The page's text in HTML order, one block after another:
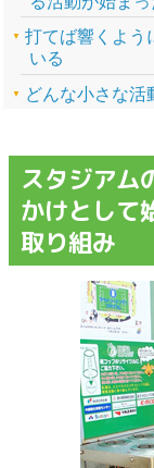
打てば響くよう
いる
どんな小さな活
スタジアム
かけとして
取り組み